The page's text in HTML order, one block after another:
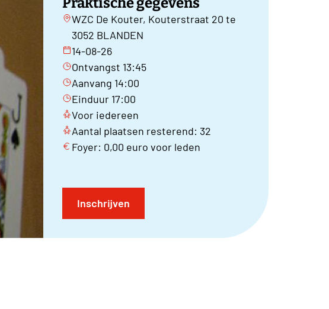
WZC De Kouter, Kouterstraat 20 te
3052 BLANDEN
14-08-26
Ontvangst 13:45
Aanvang 14:00
Einduur 17:00
Voor iedereen
Aantal plaatsen resterend: 32
Foyer: 0,00 euro voor leden
Inschrijven